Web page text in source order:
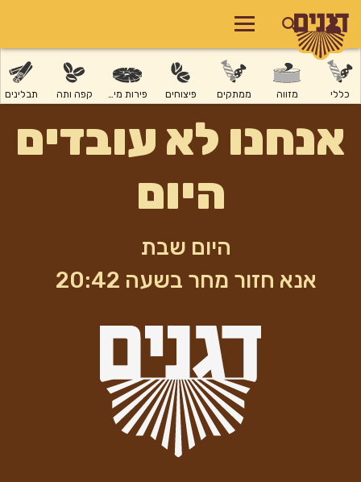
כללי מזווה ממתקים פיצוחים פירות מיובשים קפה ותה תבלינים
אנחנו לא עובדים
היום
היום שבת
אנא חזור מחר בשעה 20:42